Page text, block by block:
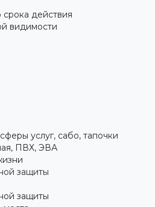
действия
видимости
услуг, сабо, тапочки
ПВХ, ЭВА
защиты
защиты